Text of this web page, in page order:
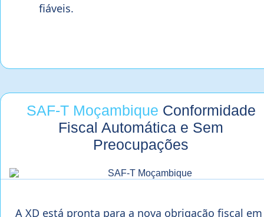
fiáveis.
SAF-T Moçambique Conformidade
Fiscal Automática e Sem
Preocupações
A XD está pronta para a nova obrigação fiscal em